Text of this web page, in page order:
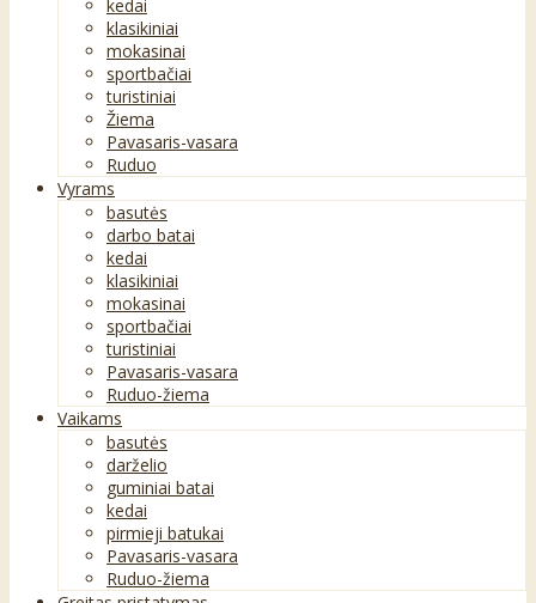
kedai
klasikiniai
mokasinai
sportbačiai
turistiniai
Žiema
Pavasaris-vasara
Ruduo
Vyrams
basutės
darbo batai
kedai
klasikiniai
mokasinai
sportbačiai
turistiniai
Pavasaris-vasara
Ruduo-žiema
Vaikams
basutės
darželio
guminiai batai
kedai
pirmieji batukai
Pavasaris-vasara
Ruduo-žiema